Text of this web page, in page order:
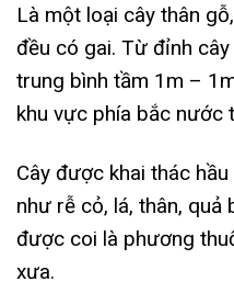
Là một loại cây thân
đều có gai. Từ đỉnh
trung bình tầm 1m –
khu vực phía bắc nước
Cây được khai thác
như rễ cỏ, lá, thân, quả
được coi là phương
xưa.